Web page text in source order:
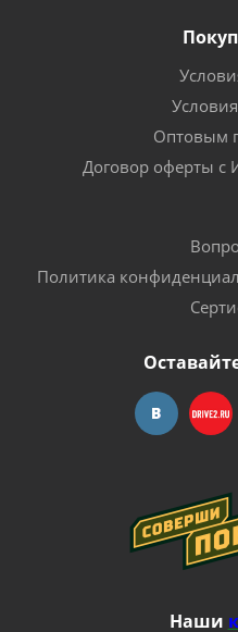
Оптовым
Договор оферты
Политика
Наши